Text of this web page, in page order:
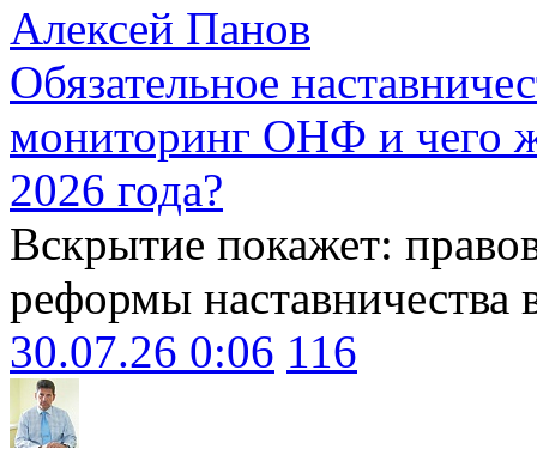
Алексей Панов
Обязательное
мониторинг ОНФ и чего
2026 года?
Вскрытие покажет:
реформы наставничества
30.07.26 0:06 116